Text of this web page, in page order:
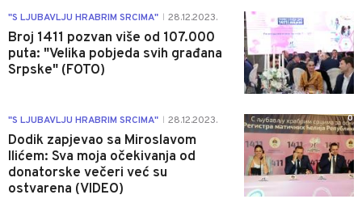
"S LJUBAVLJU HRABRIM SRCIMA" 28.12.2023.
Broj 1411 pozvan više od 107.000
puta: "Velika pobjeda svih građana
Srpske" (FOTO)
0
"S LJUBAVLJU HRABRIM SRCIMA" 28.12.2023.
Dodik zapjevao sa Miroslavom
Ilićem: Sva moja očekivanja od
donatorske večeri već su
ostvarena (VIDEO)
0